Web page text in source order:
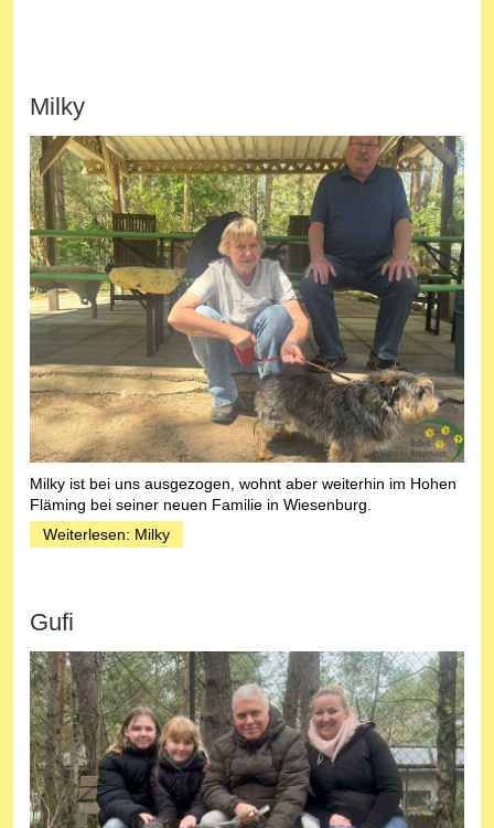
Milky
Milky ist bei uns ausgezogen, wohnt aber weiterhin im Hohen
Fläming bei seiner neuen Familie in Wiesenburg.
Weiterlesen: Milky
Gufi